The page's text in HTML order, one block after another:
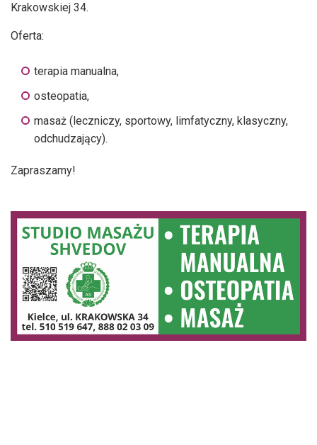
Krakowskiej 34.
Oferta:
terapia manualna,
osteopatia,
masaż (leczniczy, sportowy, limfatyczny, klasyczny,
odchudzający).
Zapraszamy!